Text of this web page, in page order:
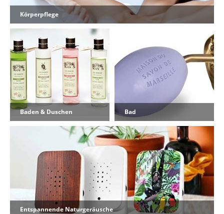
Körperpflege
Baden & Duschen Bad
Entspannende Naturgeräusche